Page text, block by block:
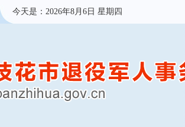
今天是： 2026年8月6日 星期四